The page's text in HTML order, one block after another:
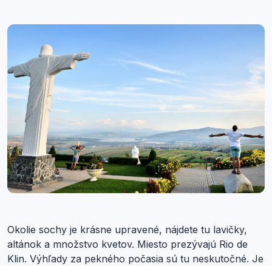
Okolie sochy je krásne upravené, nájdete tu lavičky,
altánok a množstvo kvetov. Miesto prezývajú Rio de
Klin. Výhľady za pekného počasia sú tu neskutočné. Je